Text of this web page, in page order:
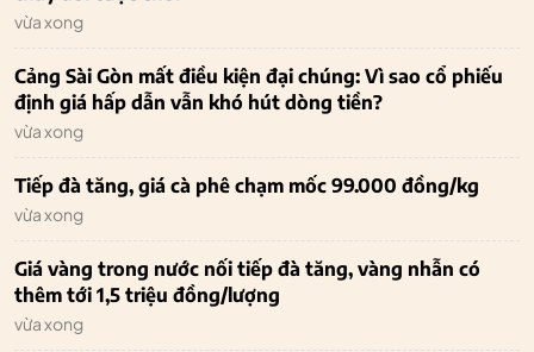
vừa xong
Cảng Sài Gòn mất điều kiện đại chúng: Vì sao cổ phiếu
định giá hấp dẫn vẫn khó hút dòng tiền?
vừa xong
Tiếp đà tăng, giá cà phê chạm mốc 99.000 đồng/kg
vừa xong
Giá vàng trong nước nối tiếp đà tăng, vàng nhẫn có
thêm tới 1,5 triệu đồng/lượng
vừa xong